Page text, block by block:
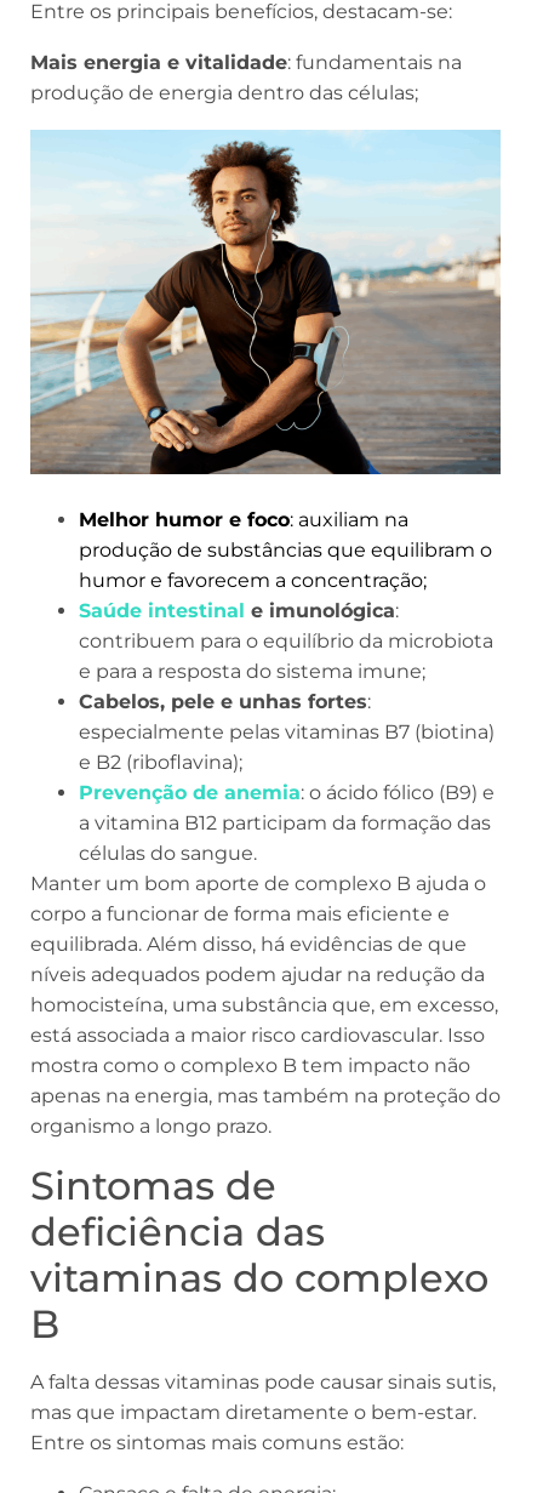
Entre os principais benefícios, destacam-se:
Mais energia e vitalidade: fundamentais na
produção de energia dentro das células;
Melhor humor e foco: auxiliam na
produção de substâncias que equilibram o
humor e favorecem a concentração;
Saúde intestinal e imunológica:
contribuem para o equilíbrio da microbiota
e para a resposta do sistema imune;
Cabelos, pele e unhas fortes:
especialmente pelas vitaminas B7 (biotina)
e B2 (riboflavina);
Prevenção de anemia: o ácido fólico (B9) e
a vitamina B12 participam da formação das
células do sangue.
Manter um bom aporte de complexo B ajuda o
corpo a funcionar de forma mais eficiente e
equilibrada. Além disso, há evidências de que
níveis adequados podem ajudar na redução da
homocisteína, uma substância que, em excesso,
está associada a maior risco cardiovascular. Isso
mostra como o complexo B tem impacto não
apenas na energia, mas também na proteção do
organismo a longo prazo.
Sintomas de
deficiência das
vitaminas do complexo
B
A falta dessas vitaminas pode causar sinais sutis,
mas que impactam diretamente o bem-estar.
Entre os sintomas mais comuns estão: